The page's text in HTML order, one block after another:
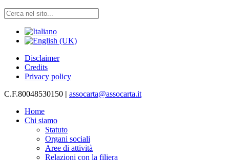
Disclaimer
Credits
Privacy policy
C.F.80048530150 | assocarta@assocarta.it
Home
Chi siamo
Statuto
Organi sociali
Aree di attività
Relazioni con la filiera